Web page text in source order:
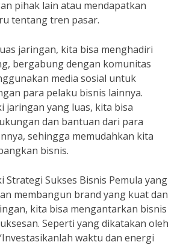
pihak lain atau mendapatkan
tentang tren pasar.
jaringan, kita bisa menghadiri
bergabung dengan komunitas
media sosial untuk
para pelaku bisnis lainnya.
jaringan yang luas, kita bisa
dan bantuan dari para
sehingga memudahkan kita
bisnis.
Strategi Sukses Bisnis Pemula yang
membangun brand yang kuat dan
kita bisa mengantarkan bisnis
Seperti yang dikatakan oleh
waktu dan energi